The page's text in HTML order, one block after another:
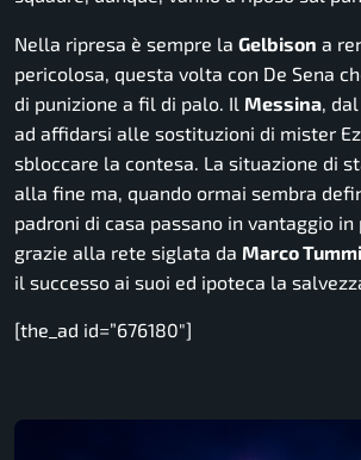
Nella ripresa è sempre la Gelbison a
pericolosa, questa volta con De Sena
di punizione a fil di palo. Il Messina,
ad affidarsi alle sostituzioni di mister
sbloccare la contesa. La situazione di
alla fine ma, quando ormai sembra
padroni di casa passano in vantaggio
grazie alla rete siglata da Marco
il successo ai suoi ed ipoteca la
[the_ad id=”676180″]